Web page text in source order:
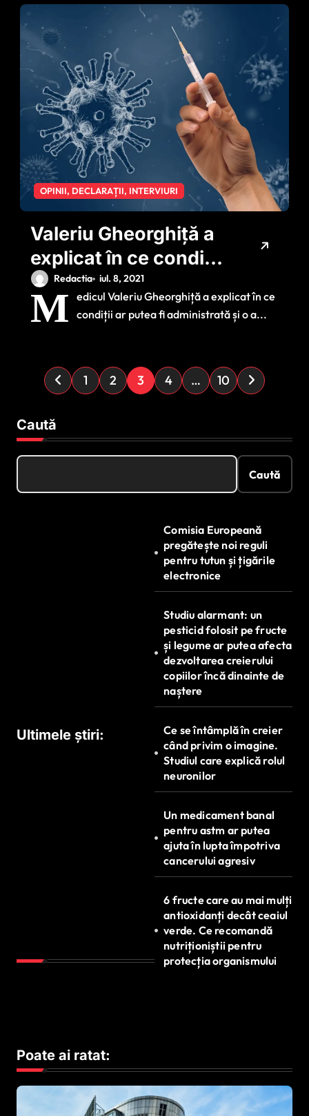
OPINII, DECLARAȚII, INTERVIURI
Valeriu Gheorghiță a
explicat în ce condiții
va fi administrată a
treia doză de vaccin
anti-COVID
Redactia iul. 8, 2021
M edicul Valeriu Gheorghiță a explicat în ce
condiții ar putea fi administrată și o a...
P
a
g
i
a
e
1 2 3 4 … 10
Caută
Caută
Ultimele știri:
Comisia Europeană
pregătește noi reguli
pentru tutun și țigările
electronice
Studiu alarmant: un
pesticid folosit pe fructe
și legume ar putea afecta
dezvoltarea creierului
copiilor încă dinainte de
naștere
Ce se întâmplă în creier
când privim o imagine.
Studiul care explică rolul
neuronilor
Un medicament banal
pentru astm ar putea
ajuta în lupta împotriva
cancerului agresiv
6 fructe care au mai mulți
antioxidanți decât ceaiul
verde. Ce recomandă
nutriționiștii pentru
protecția organismului
Poate ai ratat: